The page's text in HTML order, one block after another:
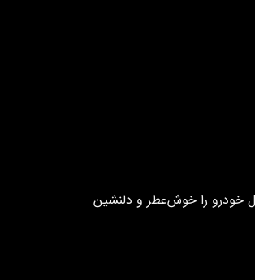
خودرو را خوش‌عطر و دلنشین